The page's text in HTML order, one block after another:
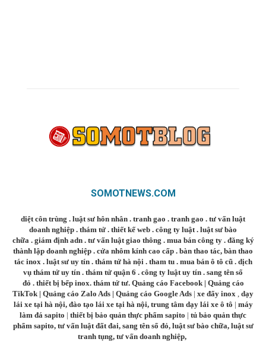
SOMOTNEWS.COM
diệt côn trùng . luật sư hôn nhân . tranh gao . tranh gao . tư vấn luật
doanh nghiệp . thám tử . thiết kế web . công ty luật. luật sư bào
chữa. giám định adn. tư vấn luật giao thông . mua bán công ty. đăng ký
thành lập doanh nghiệp . cửa nhôm kính cao cấp . bàn thao tác, bàn thao
tác inox. luật sư uy tín. thám tử hà nội. tham tu. mua bán ô tô cũ. dịch
vụ thám tử uy tín . thám tử quận 6 . công ty luật uy tín . sang tên sổ
đỏ . thiết bị bếp inox. thám tử tư. Quảng cáo Facebook| Quảng cáo
TikTok | Quảng cáo Zalo Ads | Quảng cáo Google Ads | xe đẩy inox , dạy
lái xe tại hà nội, đào tạo lái xe tại hà nội, trung tâm dạy lái xe ô tô | máy
làm đá sapito | thiết bị bảo quản thực phẩm sapito | tủ bảo quản thực
phẩm sapito, tư vấn luật đất đai, sang tên sổ đỏ, luật sư bào chữa, luật sư
tranh tụng, tư vấn doanh nghiệp,